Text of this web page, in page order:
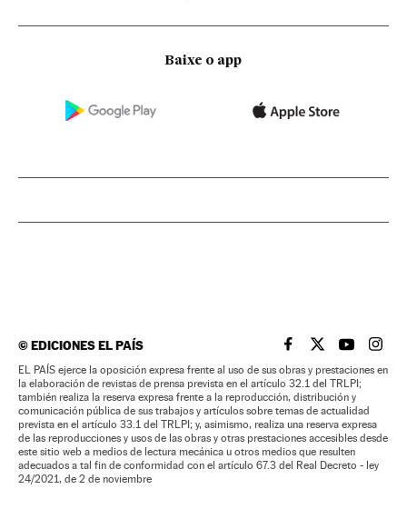
Baixe o app
©EDICIONES EL PAÍS EL PAÍS BRASIL EN
EL PAÍSEL PAÍS
EL
EL PAÍS ejerce la oposición expresa frente al uso de sus obras y prestaciones en
la elaboración de revistas de prensa prevista en el artículo 32.1 del TRLPI;
también realiza la reserva expresa frente a la reproducción, distribución y
comunicación pública de sus trabajos y artículos sobre temas de actualidad
prevista en el artículo 33.1 del TRLPI; y, asimismo, realiza una reserva expresa
de las reproducciones y usos de las obras y otras prestaciones accesibles desde
este sitio web a medios de lectura mecánica u otros medios que resulten
adecuados a tal fin de conformidad con el artículo 67.3 del Real Decreto - ley
24/2021, de 2 de noviembre